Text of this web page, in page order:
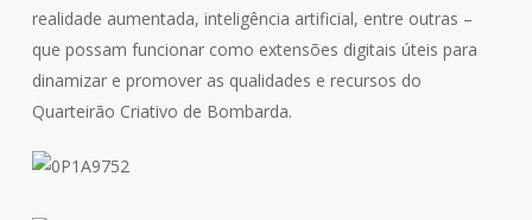
realidade aumentada, inteligência artificial, entre outras –
que possam funcionar como extensões digitais úteis para
dinamizar e promover as qualidades e recursos do
Quarteirão Criativo de Bombarda.